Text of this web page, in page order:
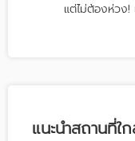
แต่ไม่ต้องห่วง
แนะนำสถานที่ใ